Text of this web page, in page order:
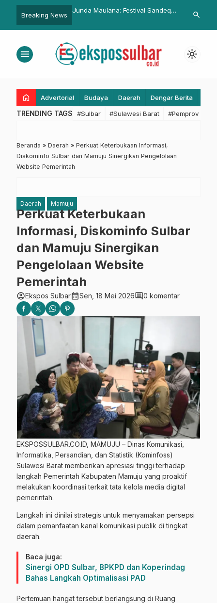
Breaking News
Budaya dan
Ekonomi Masyarakat
RSUD Sulbar Bantah Tolak
Penuh, Sarankan Pasien ke RS
TMMD Non
HIV/AIDS
search
menu light_mode
home Advertorial Budaya Daerah Dengar Berita
TRENDING TAGS #Sulbar #Sulawesi Barat #Pemprov
Beranda » Daerah » Perkuat Keterbukaan Informasi,
Diskominfo Sulbar dan Mamuju Sinergikan Pengelolaan
Website Pemerintah
Daerah Mamuju
Perkuat Keterbukaan
Informasi, Diskominfo Sulbar
dan Mamuju Sinergikan
Pengelolaan Website
Pemerintah
account_circleEkspos Sulbarcalendar_monthSen, 18 Mei 2026comment0 komentar
EKSPOSSULBAR.CO.ID, MAMUJU – Dinas Komunikasi,
Informatika, Persandian, dan Statistik (Kominfoss)
Sulawesi Barat memberikan apresiasi tinggi terhadap
langkah Pemerintah Kabupaten Mamuju yang proaktif
melakukan koordinasi terkait tata kelola media digital
pemerintah.
Langkah ini dinilai strategis untuk menyamakan persepsi
dalam pemanfaatan kanal komunikasi publik di tingkat
daerah.
Baca juga:
Sinergi OPD Sulbar, BPKPD dan Koperindag
Bahas Langkah Optimalisasi PAD
Pertemuan hangat tersebut berlangsung di Ruang